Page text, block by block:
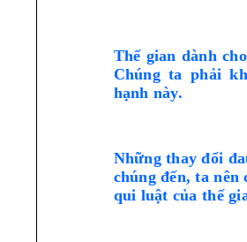
Thế gian dành
Chúng ta phải
hạnh này.
Những thay đổi
chúng đến, ta
qui luật của thế